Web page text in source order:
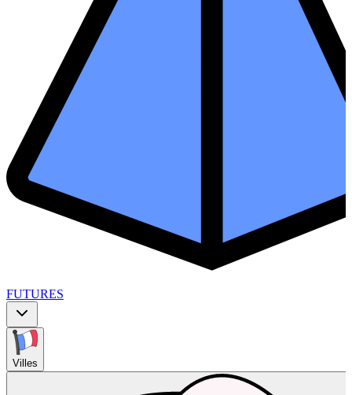
FUTURES
Villes